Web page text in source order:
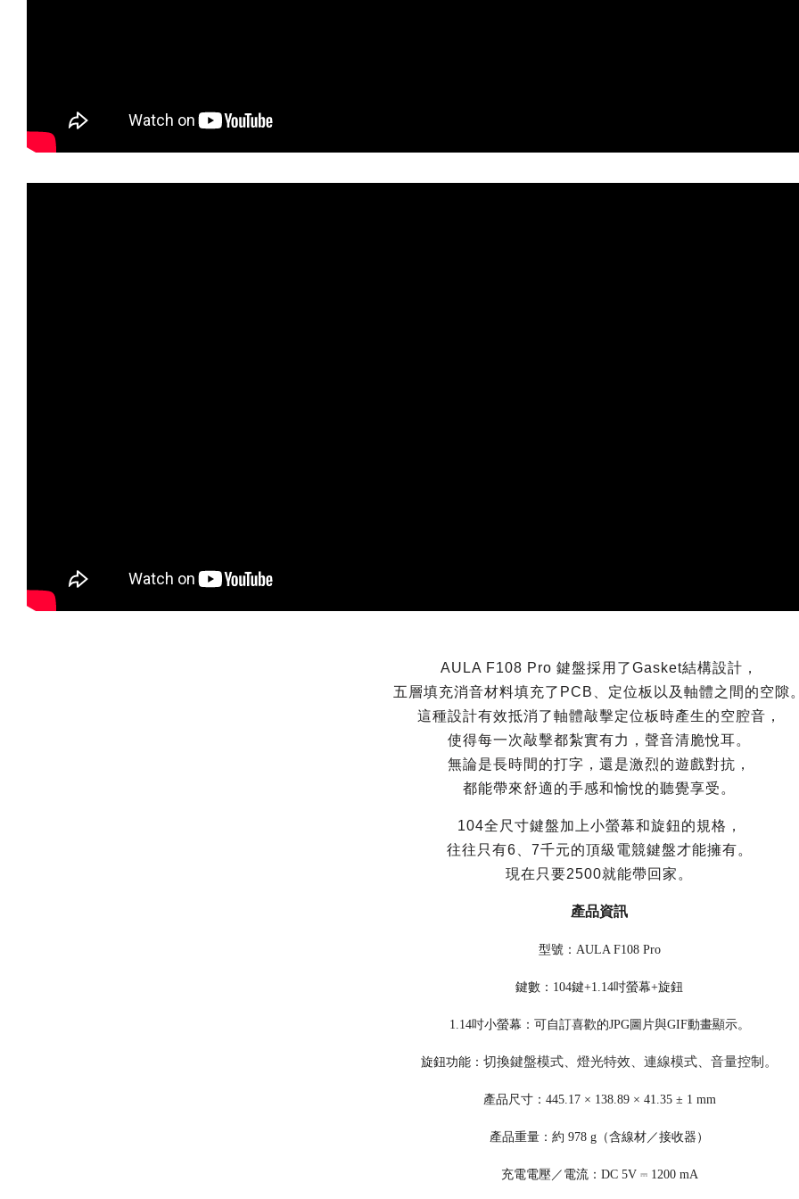
AULA F108 Pro 鍵盤採用了Gasket結構設計，
五層填充消音材料填充了PCB、定位板以及軸體之間的空隙
這種設計有效抵消了軸體敲擊定位板時產生的空腔音，
使得每一次敲擊都紮實有力，聲音清脆悅耳。
無論是長時間的打字，還是激烈的遊戲對抗，
都能帶來舒適的手感和愉悅的聽覺享受。
104全尺寸鍵盤加上小螢幕和旋鈕的規格，
往往只有6、7千元的頂級電競鍵盤才能擁有。
現在只要2500就能帶回家。
產品資訊
型號：AULA F108 Pro
鍵數：104鍵+1.14吋螢幕+旋鈕
1.14吋小螢幕 ： 可自訂喜歡的JPG圖片與GIF動畫顯示。
旋鈕功能 ： 切換鍵盤模式、燈光特效 連線模式 音量控制。
產品尺寸：445.17 × 138.89 × 41.35 ± 1 mm
產品重量：約 978 g（含線材／接收器）
充電電壓／電流：DC 5V ⎓ 1200 mA